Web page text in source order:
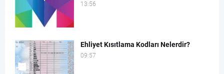
13:56
Ehliyet Kısıtlama Kodları Nelerdir?
09:57